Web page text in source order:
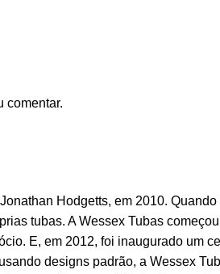
comentar.
Hodgetts, em 2010.
tubas. A Wessex Tubas
E, em 2012, foi inaugurado um
designs padrão, a Wessex